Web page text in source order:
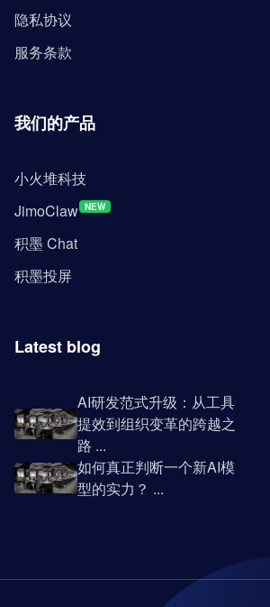
隐私协议
服务条款
我们的产品
小火堆科技
JimoClaw NEW
积墨 Chat
积墨投屏
Latest blog
AI研发范式升级：从工具
提效到组织变革的跨越之
路 ...
如何真正判断一个新AI模
型的实力？ ...